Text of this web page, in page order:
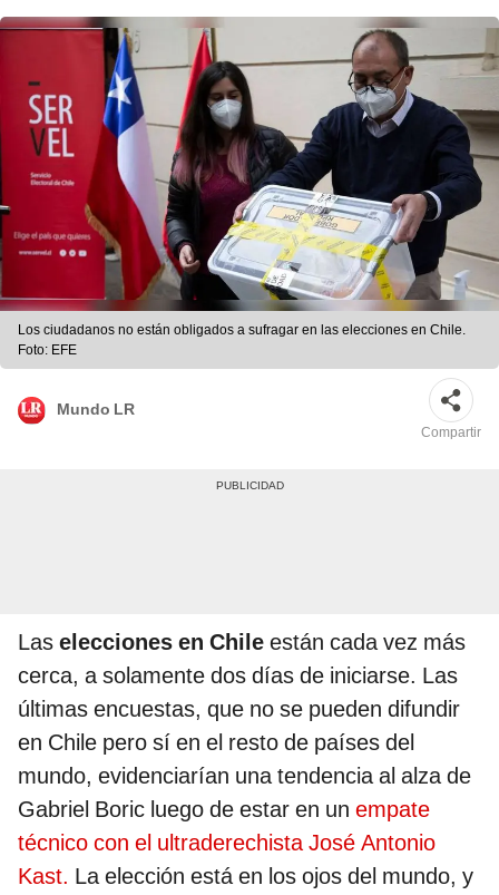
Los ciudadanos no están obligados a sufragar en las elecciones en Chile.
Foto: EFE
Mundo LR
Compartir
Las elecciones en Chile están cada vez más
cerca, a solamente dos días de iniciarse. Las
últimas encuestas, que no se pueden difundir
en Chile pero sí en el resto de países del
mundo, evidenciarían una tendencia al alza de
Gabriel Boric luego de estar en un empate
técnico con el ultraderechista José Antonio
Kast. La elección está en los ojos del mundo, y